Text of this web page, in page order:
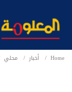
Home أخبار محلي